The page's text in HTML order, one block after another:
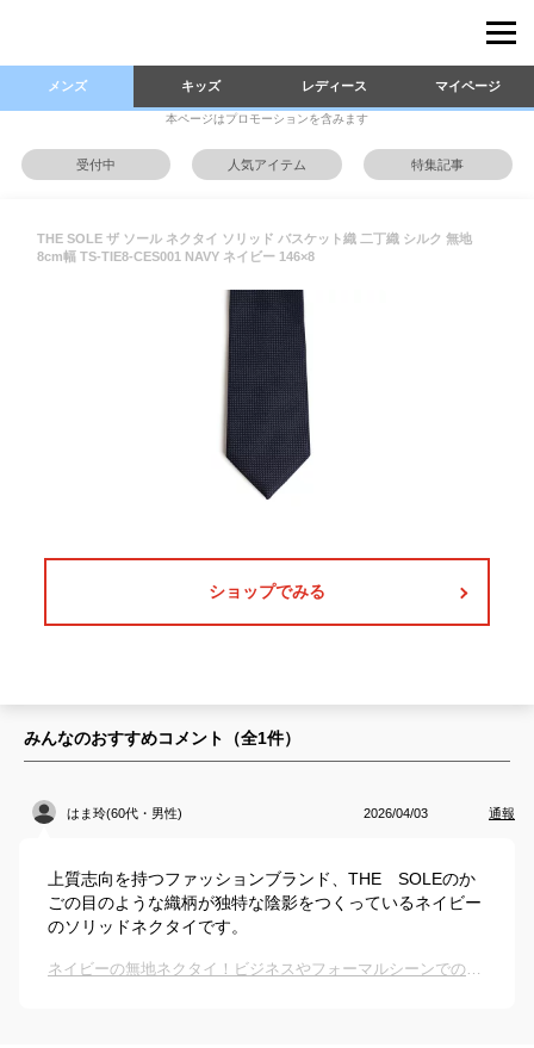
メンズ キッズ レディース マイページ
本ページはプロモーションを含みます
受付中 人気アイテム 特集記事
THE SOLE ザ ソール ネクタイ ソリッド バスケット織 二丁織 シルク 無地
8cm幅 TS-TIE8-CES001 NAVY ネイビー 146×8
ショップでみる
みんなのおすすめコメント（全1件）
はま玲(60代・男性) 2026/04/03 通報
上質志向を持つファッションブランド、THE SOLEのか
ごの目のような織柄が独特な陰影をつくっているネイビー
のソリッドネクタイです。
ネイビーの無地ネクタイ！ビジネスやフォーマルシーンでのおすすめは？